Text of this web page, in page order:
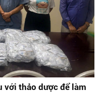
với thảo dược để làm